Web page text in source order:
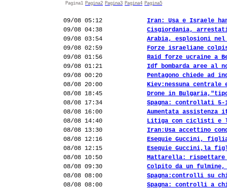
Pagina1 Pagina2 Pagina3 Pagina4 Pagina5
09/08 05:12
Iran: Usa e Israele
09/08 04:38
Cisgiordania,
09/08 03:54
Arabia, esplosioni nel
09/08 02:59
Forze israeliane
09/08 01:56
Raid forze ucraine a
09/08 01:21
Idf bombarda aree al
09/08 00:20
Pentagono chiede ad
08/08 20:00
Kiev:nessuna
08/08 18:45
Drone in
08/08 17:34
Spagna: controllati 5-
08/08 16:00
Aumentata assistenza
08/08 14:40
Litiga con ciclisti
08/08 13:30
Iran:Usa accettino
08/08 12:16
Esequie Guccini,
08/08 12:15
Esequie Guccini,la
08/08 10:50
Mattarella:
08/08 09:30
Colpito da un fulmine,
08/08 08:00
Spagna:controlli su
08/08 08:00
Spagna: controlli a